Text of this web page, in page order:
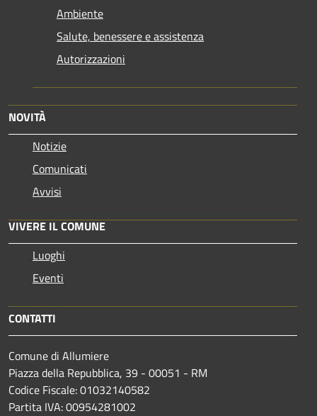
Ambiente
Salute, benessere e assistenza
Autorizzazioni
NOVITÀ
Notizie
Comunicati
Avvisi
VIVERE IL COMUNE
Luoghi
Eventi
CONTATTI
Comune di Allumiere
Piazza della Repubblica, 39 - 00051 - RM
Codice Fiscale: 01032140582
Partita IVA: 00954281002